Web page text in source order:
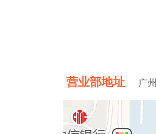
营业部地址 广